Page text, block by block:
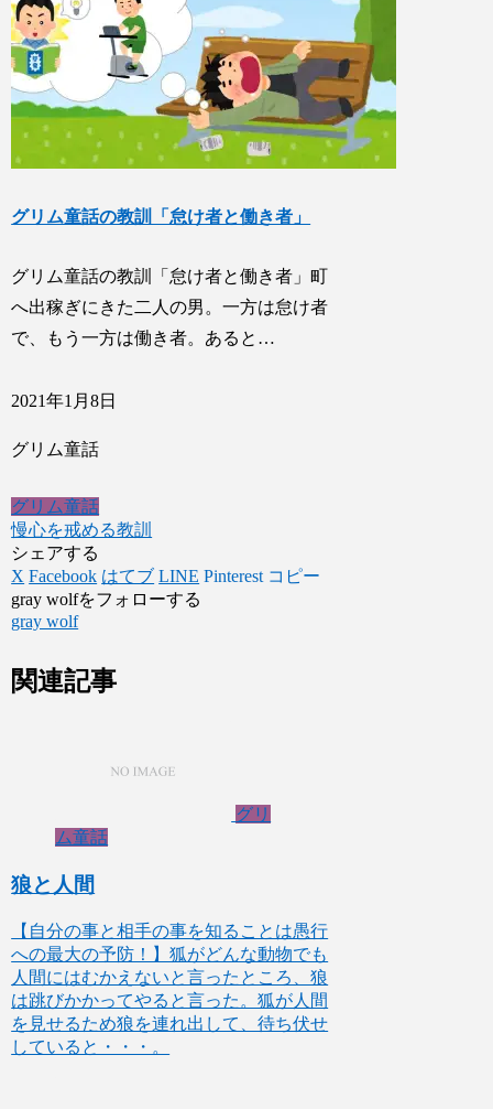
グリム童話の教訓「怠け者と働き者」
グリム童話の教訓「怠け者と働き者」町
へ出稼ぎにきた二人の男。一方は怠け者
で、もう一方は働き者。あると…
2021年1月8日
グリム童話
グリム童話
慢心を戒める教訓
シェアする
X Facebook はてブ LINE Pinterest コピー
gray wolfをフォローする
gray wolf
関連記事
グリ
ム童話
狼と人間
【自分の事と相手の事を知ることは愚行
への最大の予防！】狐がどんな動物でも
人間にはむかえないと言ったところ、狼
は跳びかかってやると言った。狐が人間
を見せるため狼を連れ出して、待ち伏せ
していると・・・。